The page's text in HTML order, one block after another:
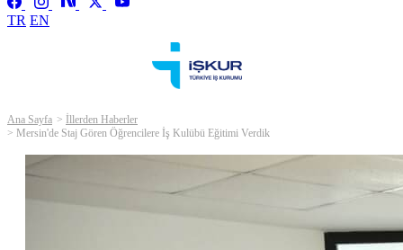
TR EN
Ana Sayfa
İllerden Haberler
Mersin'de Staj Gören Öğrencilere İş Kulübü Eğitimi Verdik